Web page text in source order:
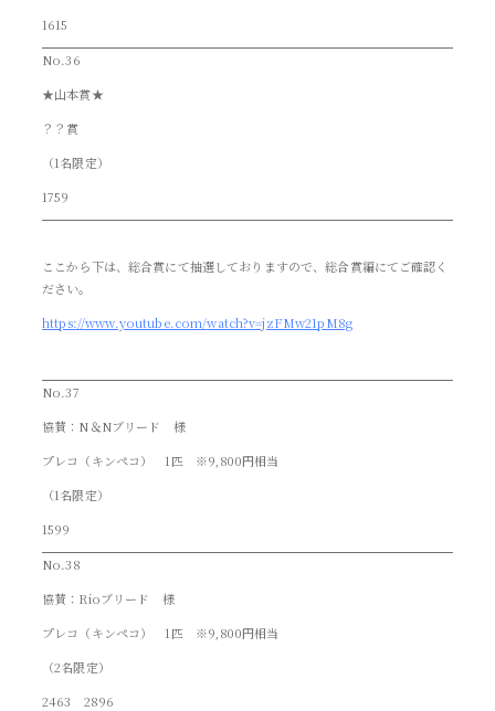
1615
No.36
★山本賞★
？？賞
（1名限定）
1759
ここから下は、総合賞にて抽選しておりますので、総合賞編にてご確認く
ださい。
https://www.youtube.com/watch?v=jzFMw21pM8g
No.37
協賛：N＆Nブリード 様
プレコ（キンペコ） 1匹 ※9,800円相当
（1名限定）
1599
No.38
協賛：Rioブリード 様
プレコ（キンペコ） 1匹 ※9,800円相当
（2名限定）
2463 2896